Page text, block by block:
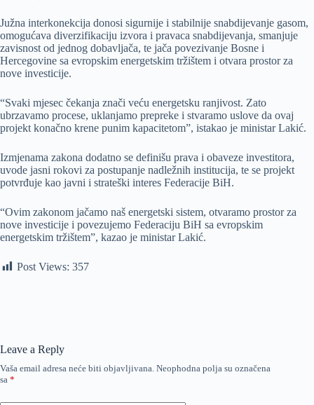
Južna interkonekcija donosi sigurnije i stabilnije snabdijevanje gasom,
omogućava diverzifikaciju izvora i pravaca snabdijevanja, smanjuje
zavisnost od jednog dobavljača, te jača povezivanje Bosne i
Hercegovine sa evropskim energetskim tržištem i otvara prostor za
nove investicije.
“Svaki mjesec čekanja znači veću energetsku ranjivost. Zato
ubrzavamo procese, uklanjamo prepreke i stvaramo uslove da ovaj
projekt konačno krene punim kapacitetom”, istakao je ministar Lakić.
Izmjenama zakona dodatno se definišu prava i obaveze investitora,
uvode jasni rokovi za postupanje nadležnih institucija, te se projekt
potvrđuje kao javni i strateški interes Federacije BiH.
“Ovim zakonom jačamo naš energetski sistem, otvaramo prostor za
nove investicije i povezujemo Federaciju BiH sa evropskim
energetskim tržištem”, kazao je ministar Lakić.
Post Views: 357
Leave a Reply
Vaša email adresa neće biti objavljivana. Neophodna polja su označena
sa *